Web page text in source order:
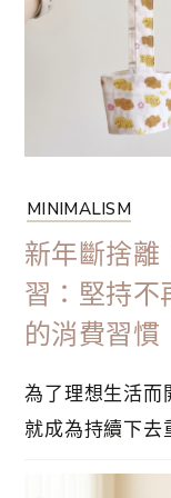
良好的消費習
活的好處，不妨
MINIMALISM
新年斷捨
習：堅持不
的消費習慣
為了理想生活而
就成為持續下